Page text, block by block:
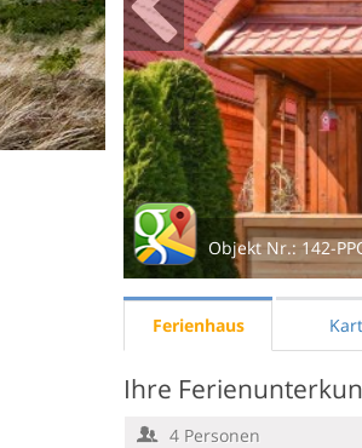
Objekt Nr.: 142-
Ferienhaus
Ihre
4 Personen